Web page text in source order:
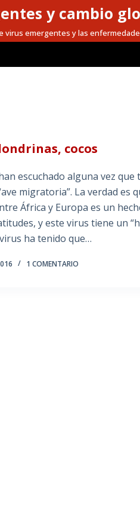
y cambio
virus emergentes y las
cocos
escuchado alguna vez
migratoria”. La verdad es
África y Europa es un
y este virus tiene un
ha tenido que…
1 COMENTARIO